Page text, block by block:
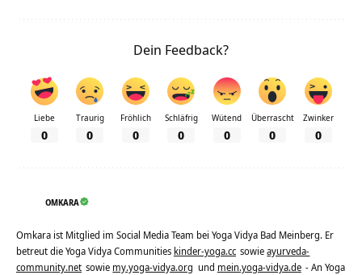
Dein Feedback?
Liebe
0
Traurig
0
Fröhlich
0
Schläfrig
0
Wütend
0
Überrascht
0
Zwinker
0
OMKARA
Omkara ist Mitglied im Social Media Team bei Yoga Vidya Bad Meinberg. Er
betreut die Yoga Vidya Communities kinder-yoga.cc sowieayurveda-
community.net sowie my.yoga-vidya.org und mein.yoga-vidya.de - An Yoga